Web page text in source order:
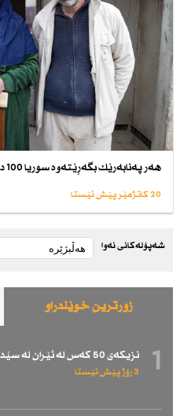
هەر پەنابەرێك بگەڕێتەوە سوریا 100 دۆلاری پێدەدرێت
20 کاتژمێر پێش ئێستا
شەپۆلەکانی نەوا
زۆرترین خوێندراو
1 نزیكەی 50 كەس لە ئێران لە سێدارە دراون
3 رۆژ پێش ئێستا